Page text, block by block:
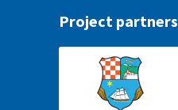
Project partners